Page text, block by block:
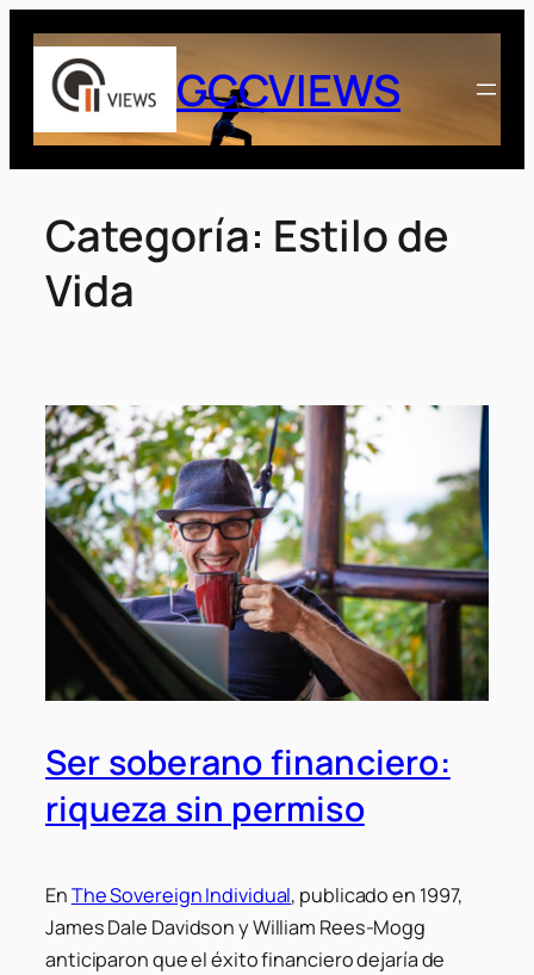
Saltar
contenido
GCCVIEWS
Categoría: Estilo de
Vida
Ser soberano financiero:
riqueza sin permiso
EnThe Sovereign Individual, publicado en 1997,
James Dale Davidson y William Rees-Mogg
anticiparon que el éxito financiero dejaría de